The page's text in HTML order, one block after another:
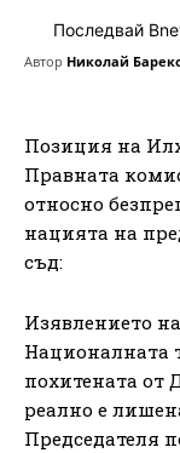
Последвай
Автор Николай
Позиция на
Правната
относно
нацията на
съд:
Изявлението
Националната
похитената от
реално е
Председателя